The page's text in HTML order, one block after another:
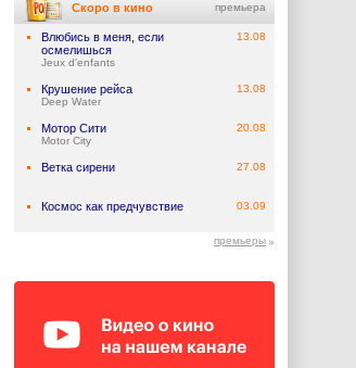
Скоро в кино премьера
Влюбись в меня, если
осмелишься
Jeux d'enfants
13.08
Крушение рейса
Deep Water
13.08
Мотор Сити
Motor City
20.08
Ветка сирени 27.08
Космос как предчувствие 03.09
премьеры